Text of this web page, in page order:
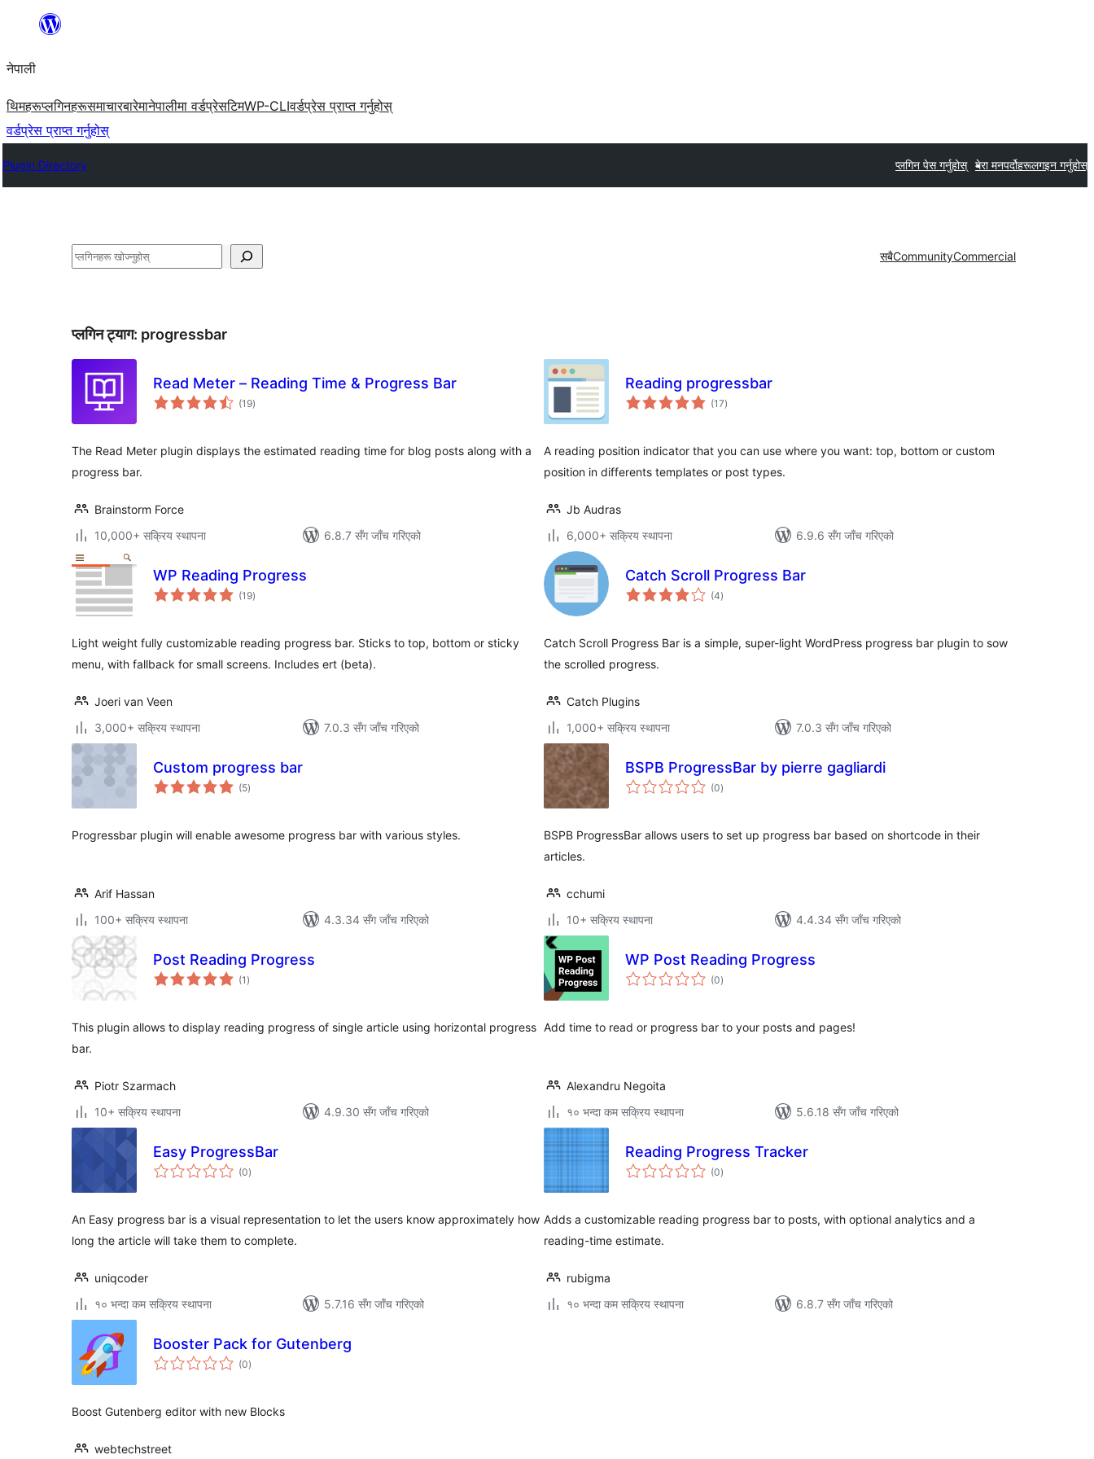
सामग्रीमा
नेपाली
थिमहरूप्लगिनहरूसमाचारबारेमानेपालीमा वर्डप्रेसटिमWP-CLIवर्डप्रेस प्राप्त गर्नुहोस्
वर्डप्रेस प्राप्त गर्नुहोस्
Plugin Directory प्लगिन पेस गर्नुहोस् मेरा मनपर्दोहरूलगइन गर्नुहोस्
खोज्नुहोस् सबैCommunityCommercial
प्लगिन ट्याग: progressbar
Read Meter – Reading Time & Progress Bar
(19कुल
रेटिङ्गहरू
)
The Read Meter plugin displays the estimated reading time for blog posts along with a
progress bar.
Brainstorm Force
10,000+ सक्रिय स्थापना
6.8.7 सँग जाँच गरिएको
Reading progressbar
(17कुल
रेटिङ्गहरू
)
A reading position indicator that you can use where you want: top, bottom or custom
position in differents templates or post types.
Jb Audras
6,000+ सक्रिय स्थापना
6.9.6 सँग जाँच गरिएको
WP Reading Progress
(19कुल
रेटिङ्गहरू
)
Light weight fully customizable reading progress bar. Sticks to top, bottom or sticky
menu, with fallback for small screens. Includes ert (beta).
Joeri van Veen
3,000+ सक्रिय स्थापना
7.0.3 सँग जाँच गरिएको
Catch Scroll Progress Bar
(4कुल
रेटिङ्गहरू
)
Catch Scroll Progress Bar is a simple, super-light WordPress progress bar plugin to sow
the scrolled progress.
Catch Plugins
1,000+ सक्रिय स्थापना
7.0.3 सँग जाँच गरिएको
Custom progress bar
(5कुल
रेटिङ्गहरू
)
Progressbar plugin will enable awesome progress bar with various styles.
Arif Hassan
100+ सक्रिय स्थापना
4.3.34 सँग जाँच गरिएको
BSPB ProgressBar by pierre gagliardi
(0कुल
रेटिङ्गहरू
)
BSPB ProgressBar allows users to set up progress bar based on shortcode in their
articles.
cchumi
10+ सक्रिय स्थापना
4.4.34 सँग जाँच गरिएको
Post Reading Progress
(1 कुल
रेटिङ्गहरू
)
This plugin allows to display reading progress of single article using horizontal progress
bar.
Piotr Szarmach
10+ सक्रिय स्थापना
4.9.30 सँग जाँच गरिएको
WP Post Reading Progress
(0कुल
रेटिङ्गहरू
)
Add time to read or progress bar to your posts and pages!
Alexandru Negoita
१० भन्दा कम सक्रिय स्थापना
5.6.18 सँग जाँच गरिएको
Easy ProgressBar
(0कुल
रेटिङ्गहरू
)
An Easy progress bar is a visual representation to let the users know approximately how
long the article will take them to complete.
uniqcoder
१० भन्दा कम सक्रिय स्थापना
5.7.16 सँग जाँच गरिएको
Reading Progress Tracker
(0कुल
रेटिङ्गहरू
)
Adds a customizable reading progress bar to posts, with optional analytics and a
reading-time estimate.
rubigma
१० भन्दा कम सक्रिय स्थापना
6.8.7 सँग जाँच गरिएको
Booster Pack for Gutenberg
(0कुल
रेटिङ्गहरू
)
Boost Gutenberg editor with new Blocks
webtechstreet